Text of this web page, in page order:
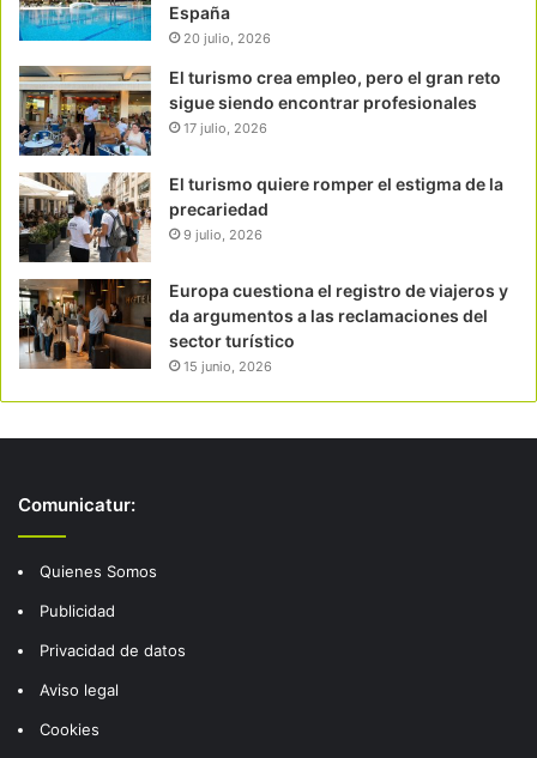
España
20 julio, 2026
El turismo crea empleo, pero el gran reto
sigue siendo encontrar profesionales
17 julio, 2026
El turismo quiere romper el estigma de la
precariedad
9 julio, 2026
Europa cuestiona el registro de viajeros y
da argumentos a las reclamaciones del
sector turístico
15 junio, 2026
Comunicatur:
Quienes Somos
Publicidad
Privacidad de datos
Aviso legal
Cookies